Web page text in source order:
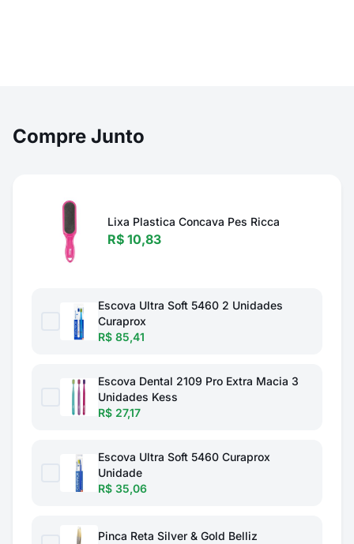
Compre Junto
Lixa Plastica Concava Pes Ricca
R$ 10,83
Escova Ultra Soft 5460 2 Unidades
Curaprox
R$ 85,41
Escova Dental 2109 Pro Extra Macia 3
Unidades Kess
R$ 27,17
Escova Ultra Soft 5460 Curaprox
Unidade
R$ 35,06
Pinca Reta Silver & Gold Belliz